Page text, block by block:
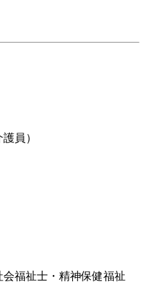
員）
福祉士・精神保健福祉